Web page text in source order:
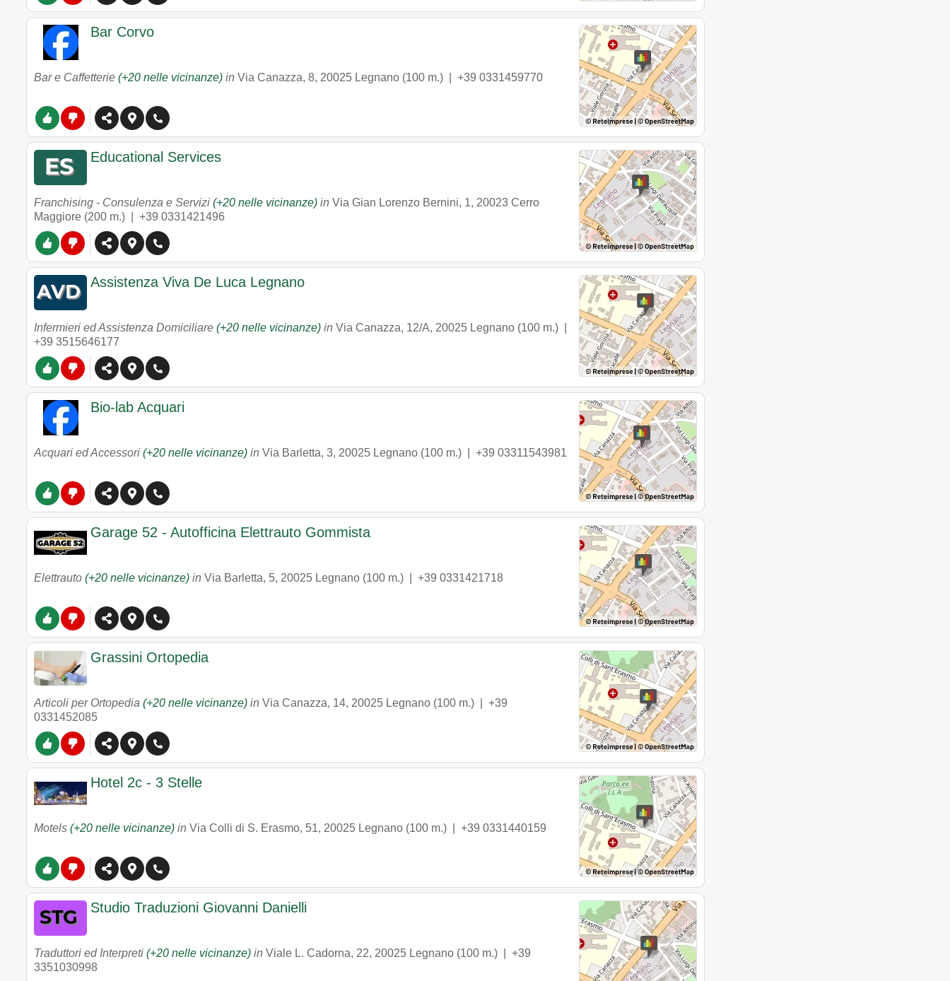
Bar Corvo
Bar e Caffetterie (+20 nelle vicinanze) in Via Canazza, 8, 20025 Legnano (100 m.) | +39 0331459770
Educational Services
Franchising - Consulenza e Servizi (+20 nelle vicinanze) in Via Gian Lorenzo Bernini, 1, 20023 Cerro
Maggiore (200 m.) | +39 0331421496
Assistenza Viva De Luca Legnano
Infermieri ed Assistenza Domiciliare (+20 nelle vicinanze) in Via Canazza, 12/A, 20025 Legnano (100 m.) |
+39 3515646177
Bio-lab Acquari
Acquari ed Accessori (+20 nelle vicinanze) in Via Barletta, 3, 20025 Legnano (100 m.) | +39 03311543981
Garage 52 - Autofficina Elettrauto Gommista
Elettrauto (+20 nelle vicinanze) in Via Barletta, 5, 20025 Legnano (100 m.) | +39 0331421718
Grassini Ortopedia
Articoli per Ortopedia (+20 nelle vicinanze) in Via Canazza, 14, 20025 Legnano (100 m.) | +39
0331452085
Hotel 2c - 3 Stelle
Motels (+20 nelle vicinanze) in Via Colli di S. Erasmo, 51, 20025 Legnano (100 m.) | +39 0331440159
Studio Traduzioni Giovanni Danielli
Traduttori ed Interpreti (+20 nelle vicinanze) in Viale L. Cadorna, 22, 20025 Legnano (100 m.) | +39
3351030998